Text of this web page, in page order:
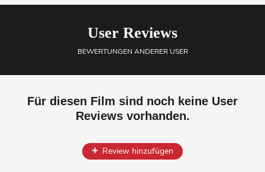
User Reviews
BEWERTUNGEN ANDERER USER
Für diesen Film sind noch keine User
Reviews vorhanden.
Review hinzufügen